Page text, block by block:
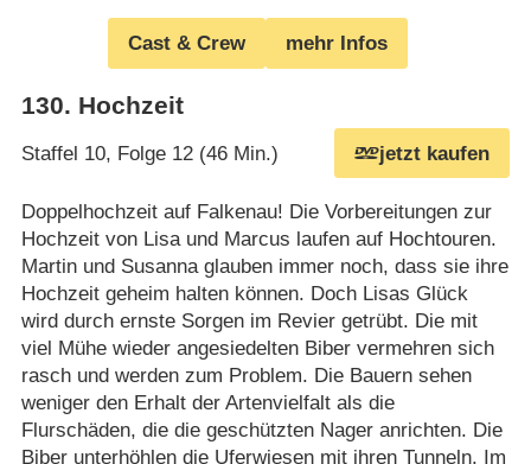
Cast & Crew mehr Infos
130. Hochzeit
Staffel 10, Folge 12 (46 Min.) jetzt kaufen
Doppelhochzeit auf Falkenau! Die Vorbereitungen zur
Hochzeit von Lisa und Marcus laufen auf Hochtouren.
Martin und Susanna glauben immer noch, dass sie ihre
Hochzeit geheim halten können. Doch Lisas Glück
wird durch ernste Sorgen im Revier getrübt. Die mit
viel Mühe wieder angesiedelten Biber vermehren sich
rasch und werden zum Problem. Die Bauern sehen
weniger den Erhalt der Artenvielfalt als die
Flurschäden, die die geschützten Nager anrichten. Die
Biber unterhöhlen die Uferwiesen mit ihren Tunneln. Im